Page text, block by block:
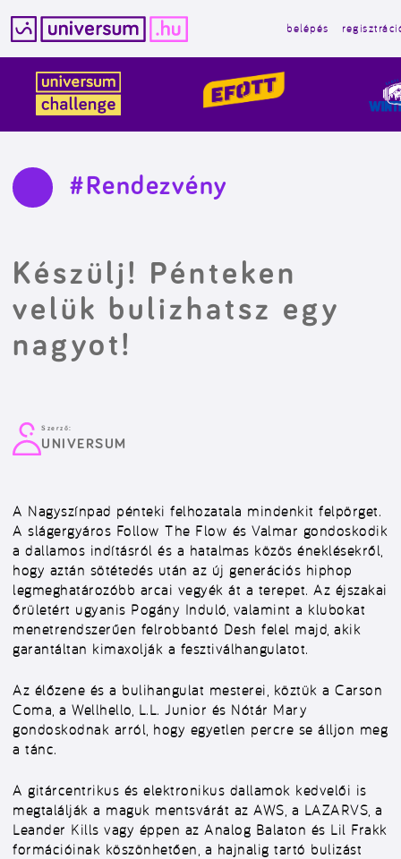
tartalomba
belépés
#Rendezvény
Készülj! Pénteken
velük bulizhatsz egy
nagyot!
Szerző:
UNIVERSUM
A Nagyszínpad pénteki felhozatala mindenkit felpörget.
A slágergyáros Follow The Flow és Valmar gondoskodik
a dallamos indításról és a hatalmas közös éneklésekről,
hogy aztán sötétedés után az új generációs hiphop
legmeghatározóbb arcai vegyék át a terepet. Az éjszakai
őrületért ugyanis Pogány Induló, valamint a klubokat
menetrendszerűen felrobbantó Desh felel majd, akik
garantáltan kimaxolják a fesztiválhangulatot.
Az élőzene és a bulihangulat mesterei, köztük a Carson
Coma, a Wellhello, L.L. Junior és Nótár Mary
gondoskodnak arról, hogy egyetlen percre se álljon meg
a tánc.
A gitárcentrikus és elektronikus dallamok kedvelői is
megtalálják a maguk mentsvárát az AWS, a LAZARVS, a
Leander Kills vagy éppen az Analog Balaton és Lil Frakk
formációinak köszönhetően, a hajnalig tartó bulizást